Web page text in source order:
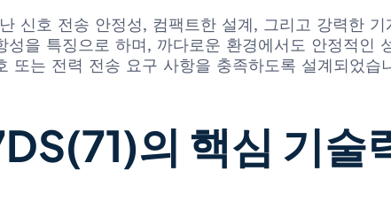
신호 전송 안정성, 컴팩트한 설계, 그리고 강력한
을 특징으로 하며, 까다로운 환경에서도 안정적인
또는 전력 전송 요구 사항을 충족하도록 설계되었습
의 핵심 기술